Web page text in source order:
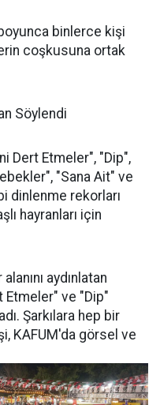
binlerce kişi
coşkusuna ortak
Söylendi
Dert Etmeler", "Dip",
"Sana Ait" ve
dinlenme rekorları
hayranları için
aydınlatan
Etmeler" ve "Dip"
Şarkılara hep bir
KAFUM'da görsel ve